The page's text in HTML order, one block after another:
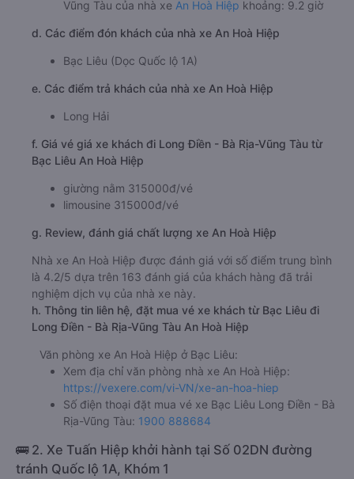
Vũng Tàu của nhà xe An Hoà Hiệp khoảng: 9.2 giờ
d. Các điểm đón khách của nhà xe An Hoà Hiệp
Bạc Liêu (Dọc Quốc lộ 1A)
e. Các điểm trả khách của nhà xe An Hoà Hiệp
Long Hải
f. Giá vé giá xe khách đi Long Điền - Bà Rịa-Vũng Tàu từ
Bạc Liêu An Hoà Hiệp
giường nằm 315000đ/vé
limousine 315000đ/vé
g. Review, đánh giá chất lượng xe An Hoà Hiệp
Nhà xe An Hoà Hiệp được đánh giá với số điểm trung bình
là 4.2/5 dựa trên 163 đánh giá của khách hàng đã trải
nghiệm dịch vụ của nhà xe này.
h. Thông tin liên hệ, đặt mua vé xe khách từ Bạc Liêu đi
Long Điền - Bà Rịa-Vũng Tàu An Hoà Hiệp
Văn phòng xe An Hoà Hiệp ở Bạc Liêu:
Xem địa chỉ văn phòng nhà xe An Hoà Hiệp:
https://vexere.com/vi-VN/xe-an-hoa-hiep
Số điện thoại đặt mua vé xe Bạc Liêu Long Điền - Bà
Rịa-Vũng Tàu: 1900 888684
🚌 2. Xe Tuấn Hiệp khởi hành tại Số 02DN đường
tránh Quốc lộ 1A, Khóm 1